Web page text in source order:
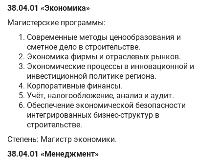
38.04.01 «Экономика»
Магистерские программы:
Современные методы ценообразования и
сметное дело в строительстве.
Экономика фирмы и отраслевых рынков.
Экономические процессы в инновационной и
инвестиционной политике региона.
Корпоративные финансы.
Учёт, налогообложение, анализ и аудит.
Обеспечение экономической безопасности
интегрированных бизнес-структур в
строительстве.
Степень: Магистр экономики.
38.04.01 «Менеджмент»